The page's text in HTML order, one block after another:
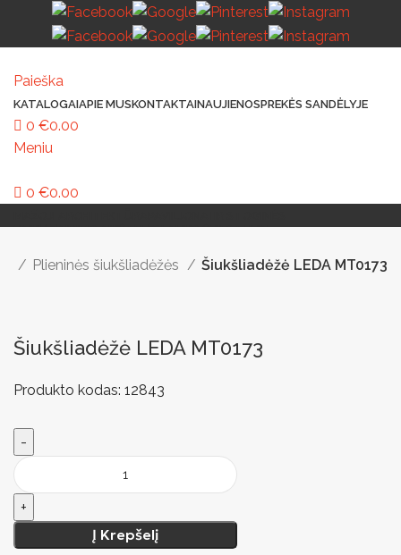
Paieška
KATALOGAIAPIE MUSKONTAKTAINAUJIENOSPREKĖS SANDĖLYJE
0 €0.00
Meniu
0 €0.00
VAIKŲ ŽAIDIMO AIKŠTELĖSLAUKO ŠVIESTUVAI
IŠMANIEJI ĮRENGINIAI
Plieninės šiukšliadėžės Šiukšliadėžė LEDA MT0173
Šiukšliadėžė LEDA MT0173
Produkto kodas: 12843
Į Krepšelį